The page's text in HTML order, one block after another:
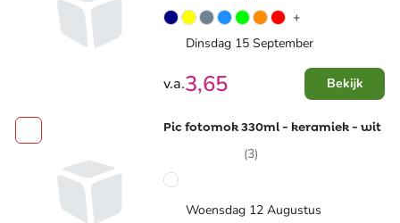
+
Dinsdag 15 September
v.a.3,65 Bekijk
Pic fotomok 330ml - keramiek - wit
(3)
Woensdag 12 Augustus